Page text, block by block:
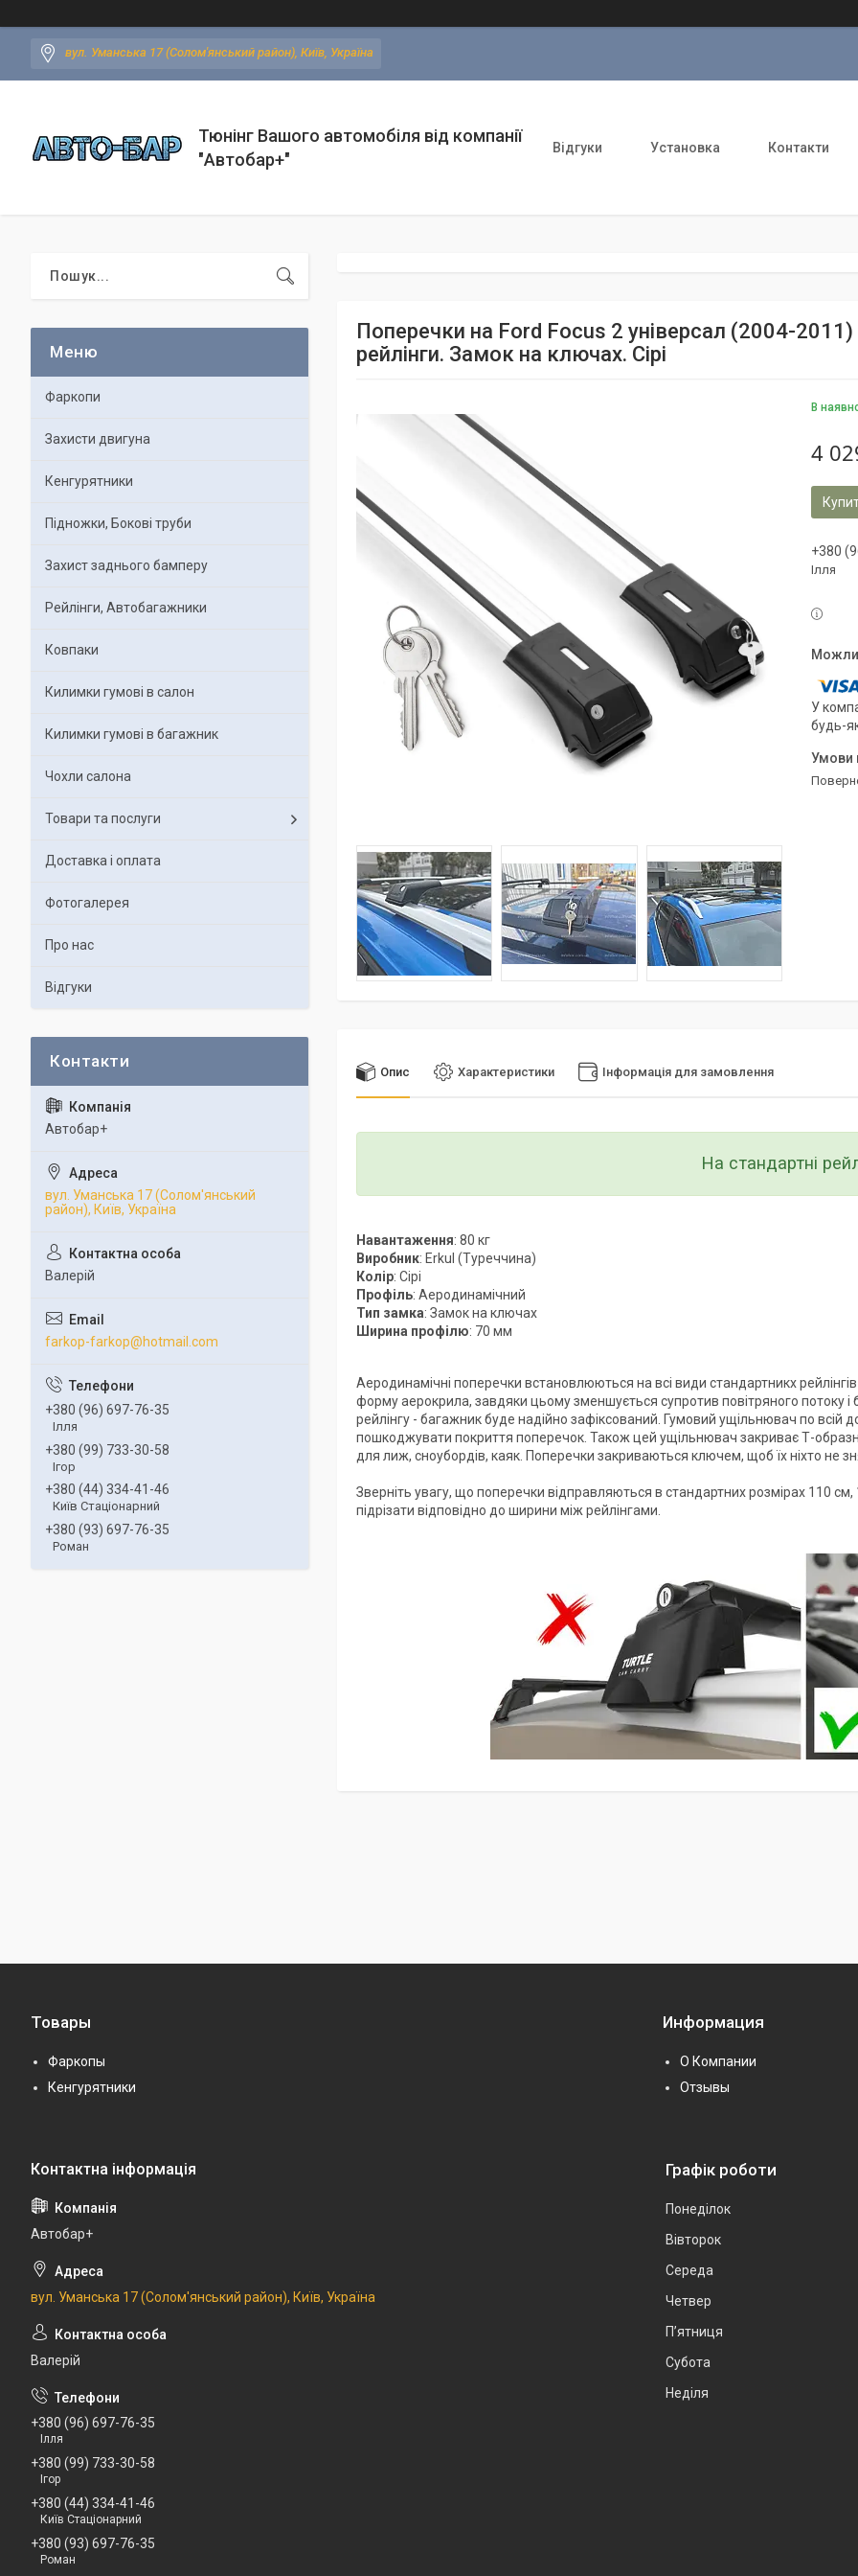
вул. Уманська 17 (Солом'янський район), Київ, Україна
Тюнінг Вашого автомобіля від компанії
"Автобар+"
Відгуки Установка Контакти
Поперечки на Ford Focus 2 універсал (2004-2011)
рейлінги. Замок на ключах. Сірі
В
4
+380
Ілля
У
будь-
Опис Характеристики Інформація для замовлення
На стандартні
Навантаження: 80 кг
Виробник: Erkul (Туреччина)
Колір: Сірі
Профіль: Аеродинамічний
Тип замка: Замок на ключах
Ширина профілю: 70 мм
Аеродинамічні поперечки встановлюються на всі види стандартникх
форму аерокрила, завдяки цьому зменшується супротив повітряного потоку
рейлінгу - багажник буде надійно зафіксований. Гумовий ущільнювач по
пошкоджувати покриття поперечок. Також цей ущільнювач закриває Т-
для лиж, сноубордів, каяк. Поперечки закриваються ключем, щоб їх ніхто не
Зверніть увагу, що поперечки відправляються в стандартних розмірах 110
підрізати відповідно до ширини між рейлінгами.
Фаркопи
Захисти двигуна
Кенгурятники
Підножки, Бокові труби
Захист заднього бамперу
Рейлінги, Автобагажники
Ковпаки
Килимки гумові в салон
Килимки гумові в багажник
Чохли салона
Товари та послуги
Доставка і оплата
Фотогалерея
Про нас
Відгуки
Автобар+
вул. Уманська 17 (Солом'янський
район), Київ, Україна
Валерій
farkop-farkop@hotmail.com
+380 (96) 697-76-35
Ілля
+380 (99) 733-30-58
Ігор
+380 (44) 334-41-46
Київ Стаціонарний
+380 (93) 697-76-35
Роман
Товары
Фаркопы
Кенгурятники
Информация
О Компании
Отзывы
Автобар+
вул. Уманська 17 (Солом'янський район), Київ, Україна
Валерій
+380 (96) 697-76-35
Ілля
+380 (99) 733-30-58
Ігор
+380 (44) 334-41-46
Київ Стаціонарний
+380 (93) 697-76-35
Роман
Графік роботи
Понеділок
Вівторок
Середа
Четвер
Пʼятниця
Субота
Неділя